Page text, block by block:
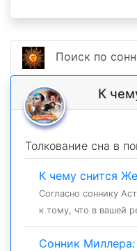
Поиск по
К
Толкование сна в
К чему снится
Согласно соннику
к тому, что в вашей
Сонник